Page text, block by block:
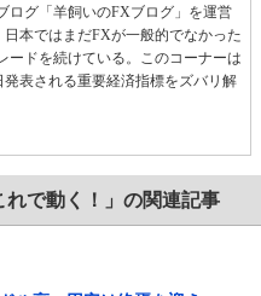
ログ「羊飼いのFXブログ」を運営
本ではまだFXが一般的でなかった
ードを続けている。このコーナーは
発表される重要経済指標をズバリ解
で動く！」の関連記事